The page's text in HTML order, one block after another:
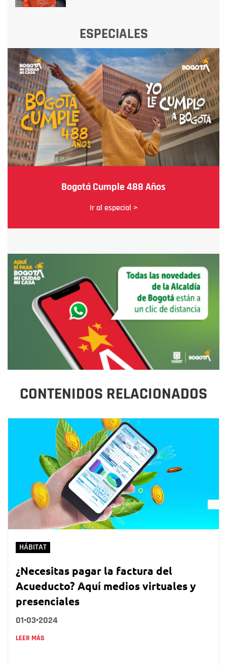
ESPECIALES
Bogotá Cumple 488 Años
Ir al especial >
CONTENIDOS RELACIONADOS
HÁBITAT
¿Necesitas pagar la factura del
Acueducto? Aquí medios virtuales y
presenciales
01•03•2024
LEER MÁS